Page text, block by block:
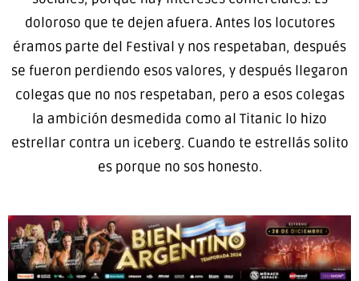
doloroso que te dejen afuera. Antes los locutores
éramos parte del Festival y nos respetaban, después
se fueron perdiendo esos valores, y después llegaron
colegas que no nos respetaban, pero a esos colegas
la ambición desmedida como al Titanic lo hizo
estrellar contra un iceberg. Cuando te estrellás solito
es porque no sos honesto.